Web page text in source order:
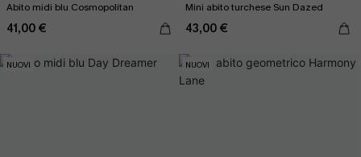
Abito midi blu Cosmopolitan
41,00 €
Mini abito turchese Sun Dazed
43,00 €
NUOVI NUOVI